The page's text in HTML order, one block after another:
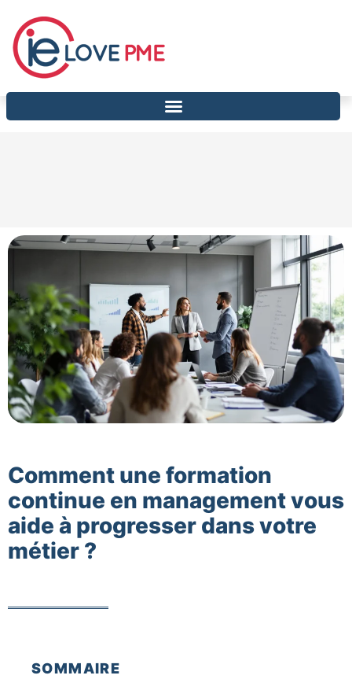
Comment une formation
continue en management vous
aide à progresser dans votre
métier ?
SOMMAIRE